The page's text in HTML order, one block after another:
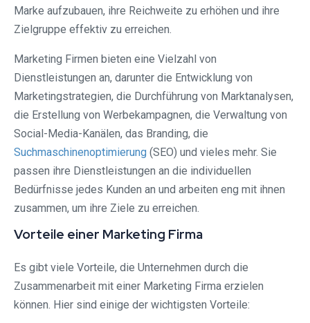
Marke aufzubauen, ihre Reichweite zu erhöhen und ihre
Zielgruppe effektiv zu erreichen.
Marketing Firmen bieten eine Vielzahl von
Dienstleistungen an, darunter die Entwicklung von
Marketingstrategien, die Durchführung von Marktanalysen,
die Erstellung von Werbekampagnen, die Verwaltung von
Social-Media-Kanälen, das Branding, die
Suchmaschinenoptimierung (SEO) und vieles mehr. Sie
passen ihre Dienstleistungen an die individuellen
Bedürfnisse jedes Kunden an und arbeiten eng mit ihnen
zusammen, um ihre Ziele zu erreichen.
Vorteile einer Marketing Firma
Es gibt viele Vorteile, die Unternehmen durch die
Zusammenarbeit mit einer Marketing Firma erzielen
können. Hier sind einige der wichtigsten Vorteile: